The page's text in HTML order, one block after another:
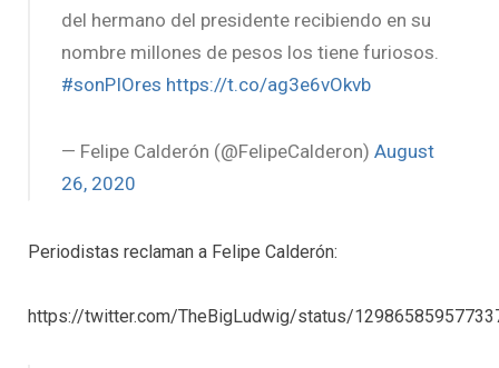
del hermano del presidente recibiendo en su
nombre millones de pesos los tiene furiosos.
#sonPIOres https://t.co/ag3e6vOkvb
— Felipe Calderón (@FelipeCalderon) August
26, 2020
Periodistas reclaman a Felipe Calderón:
https://twitter.com/TheBigLudwig/status/